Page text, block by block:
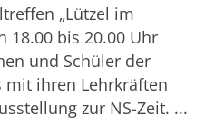
„Lützel im
18.00 bis 20.00 Uhr
und Schüler der
mit ihren Lehrkräften
zur NS-Zeit. ...